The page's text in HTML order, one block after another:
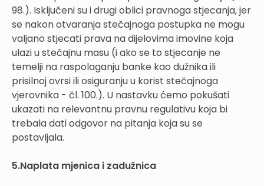
98.). Isključeni su i drugi oblici pravnoga stjecanja, jer
se nakon otvaranja stečajnoga postupka ne mogu
valjano stjecati prava na dijelovima imovine koja
ulazi u stečajnu masu (i ako se to stjecanje ne
temelji na raspolaganju banke kao dužnika ili
prisilnoj ovrsi ili osiguranju u korist stečajnoga
vjerovnika - čl. 100.). U nastavku ćemo pokušati
ukazati na relevantnu pravnu regulativu koja bi
trebala dati odgovor na pitanja koja su se
postavljala.
5.Naplata mjenica i zadužnica